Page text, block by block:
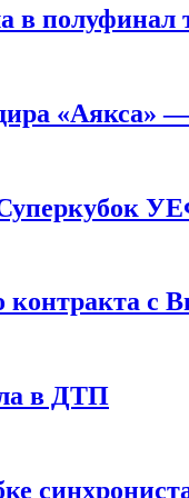
полуфинал
«Аякса»
контракта с
в ДТП